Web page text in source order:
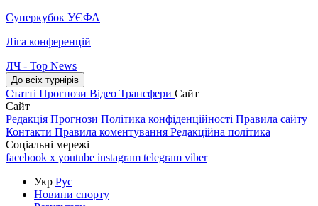
Суперкубок УЄФА
Ліга конференцій
ЛЧ - Top News
До всіх турнірів
Статті Прогнози Відео Трансфери Сайт
Сайт
Редакція Прогнози Політика конфіденційності Правила сайту
Контакти Правила коментування Редакційна політика
Соціальні мережі
facebook x youtube instagram telegram viber
Укр Рус
Новини спорту